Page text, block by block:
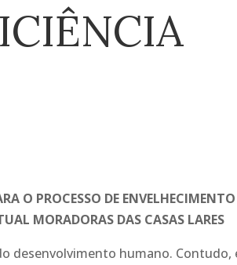
O PROCESSO DE ENVELHECIMENTO
MORADORAS DAS CASAS LARES
desenvolvimento humano. Contudo,